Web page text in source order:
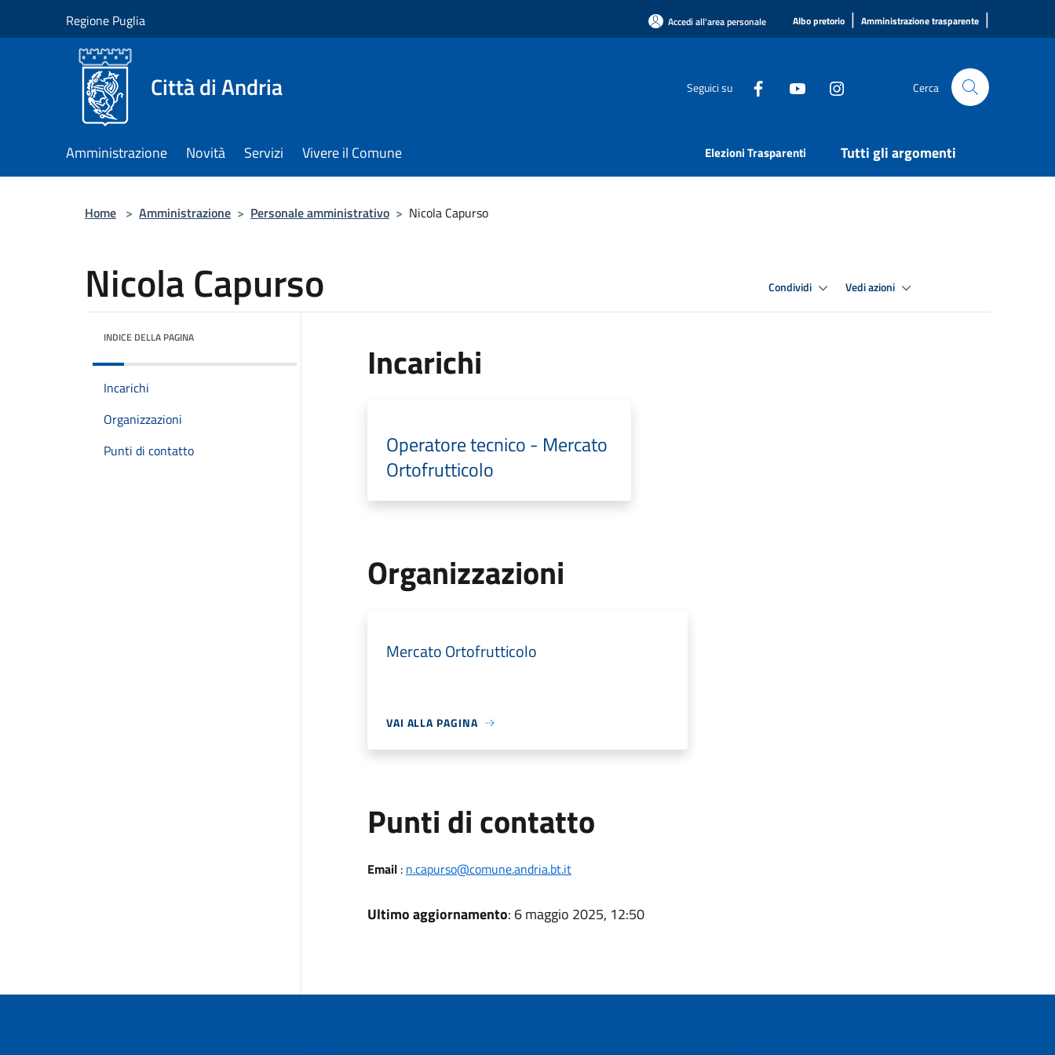
Regione Puglia Accedi all'area personale Albo pretorio | Amministrazione trasparente |
Città di Andria Seguici su Cerca
Amministrazione Novità Servizi Vivere il Comune Elezioni Trasparenti Tutti gli argomenti
Home > Amministrazione > Personale amministrativo > Nicola Capurso
Nicola Capurso Condividi Vedi azioni
INDICE DELLA PAGINA
Incarichi
Organizzazioni
Punti di contatto
Incarichi
Operatore tecnico - Mercato
Ortofrutticolo
Organizzazioni
Mercato Ortofrutticolo
VAI ALLA PAGINA
Punti di contatto
Email: n.capurso@comune.andria.bt.it
Ultimo aggiornamento: 6 maggio 2025, 12:50